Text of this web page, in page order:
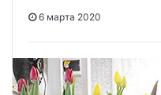
6 марта 2020